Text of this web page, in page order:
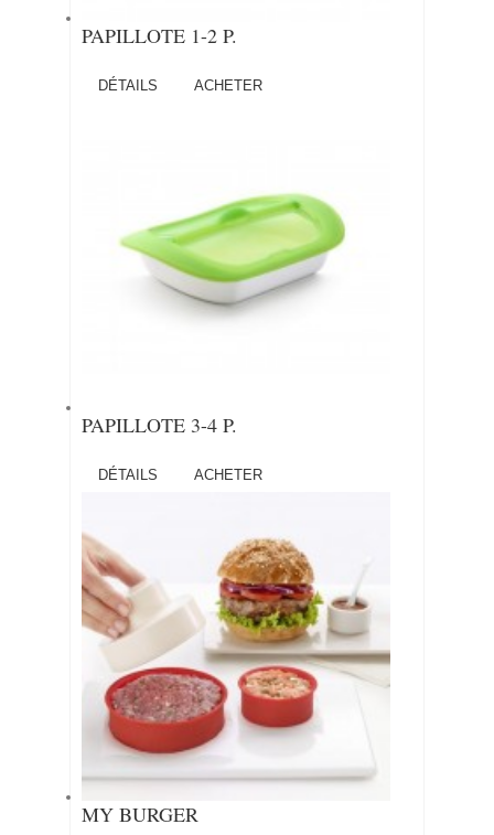
PAPILLOTE 1-2 P.
DÉTAILS ACHETER
PAPILLOTE 3-4 P.
DÉTAILS ACHETER
MY BURGER